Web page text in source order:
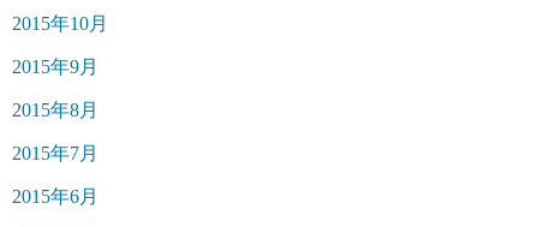
2015年10月
2015年9月
2015年8月
2015年7月
2015年6月